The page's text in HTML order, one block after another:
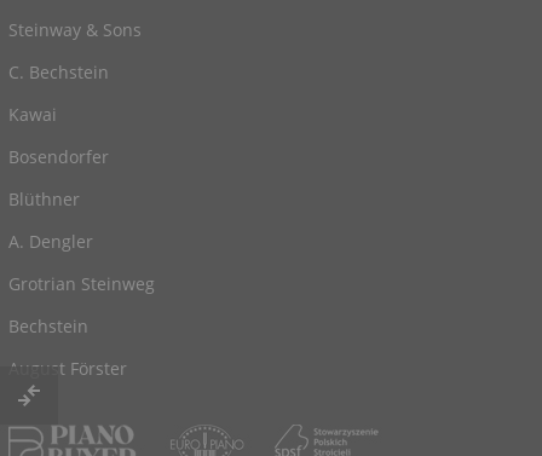
Steinway & Sons
C. Bechstein
Kawai
Bosendorfer
Blüthner
A. Dengler
Grotrian Steinweg
Bechstein
August Förster